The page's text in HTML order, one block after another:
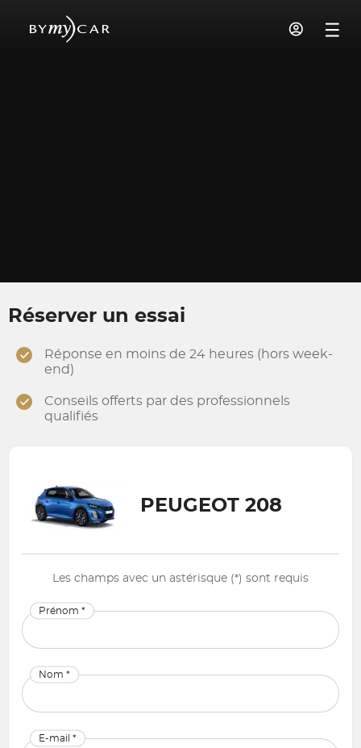
Réserver un essai
Réponse en moins de 24 heures (hors week-
end)
Conseils offerts par des professionnels
qualifiés
PEUGEOT 208
Les champs avec un astérisque (*) sont requis
Prénom *
Nom *
E-mail *